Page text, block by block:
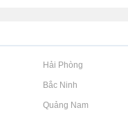
Rao vặt tại Hải Phòng
Rao vặt tại Bắc Ninh
Rao vặt tại Quảng Nam